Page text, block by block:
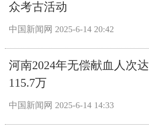
众考古活动
中国新闻网 2025-6-14 20:42
河南2024年无偿献血人次达
115.7万
中国新闻网 2025-6-14 14:33